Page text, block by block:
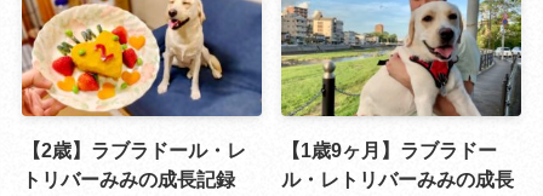
【2歳】ラブラドール・レ
トリバーみみの成長記録
【1歳9ヶ月】ラブラドー
ル・レトリバーみみの成長